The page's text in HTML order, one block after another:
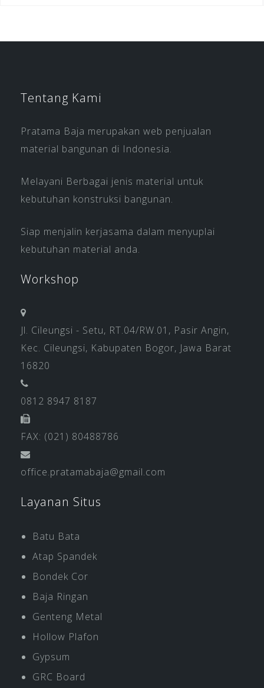
Tentang Kami
Pratama Baja merupakan web penjualan
material bangunan di Indonesia.
Melayani Berbagai jenis material untuk
kebutuhan konstruksi bangunan.
Siap menjalin kerjasama dalam menyuplai
kebutuhan material anda.
Workshop
Jl. Cileungsi - Setu, RT.04/RW.01, Pasir Angin,
Kec. Cileungsi, Kabupaten Bogor, Jawa Barat
16820
0812 8947 8187
FAX: (021) 80488786
office.pratamabaja@gmail.com
Layanan Situs
Batu Bata
Atap Spandek
Bondek Cor
Baja Ringan
Genteng Metal
Hollow Plafon
Gypsum
GRC Board